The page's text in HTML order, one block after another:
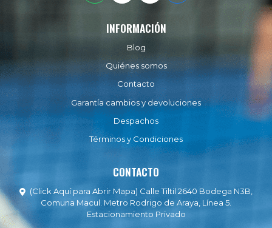
INFORMACIÓN
Blog
Quiénes somos
Contacto
Garantía cambios y devoluciones
Despachos
Términos y Condiciones
CONTACTO
(Click Aquí para Abrir Mapa) Calle Tiltil 2640 Bodega N3B,
Comuna Macul. Metro Rodrigo de Araya, Línea 5.
Estacionamiento Privado